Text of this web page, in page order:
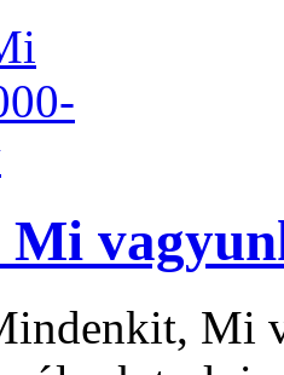
Mi
Mi